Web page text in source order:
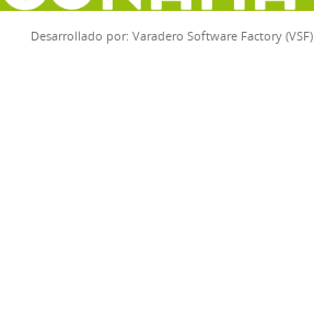
Desarrollado por: Varadero Software Factory (VSF)